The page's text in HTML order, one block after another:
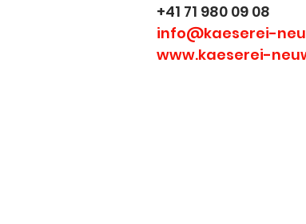
+41 71 980 09 08
info@kaeserei-
www.kaeserei-